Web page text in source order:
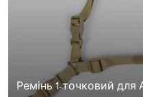
Ремінь 1-точковий для